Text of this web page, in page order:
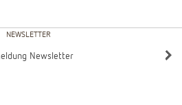
NEWSLETTER
Newsletter